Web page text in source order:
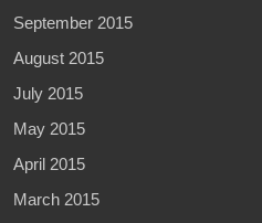
September 2015
August 2015
July 2015
May 2015
April 2015
March 2015